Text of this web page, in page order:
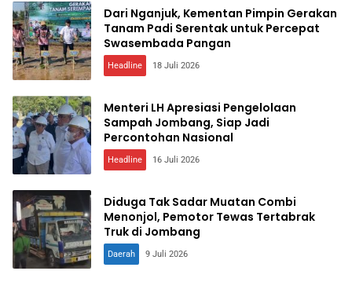
Dari Nganjuk, Kementan Pimpin Gerakan
Tanam Padi Serentak untuk Percepat
Swasembada Pangan
Headline 18 Juli 2026
Menteri LH Apresiasi Pengelolaan
Sampah Jombang, Siap Jadi
Percontohan Nasional
Headline 16 Juli 2026
Diduga Tak Sadar Muatan Combi
Menonjol, Pemotor Tewas Tertabrak
Truk di Jombang
Daerah 9 Juli 2026